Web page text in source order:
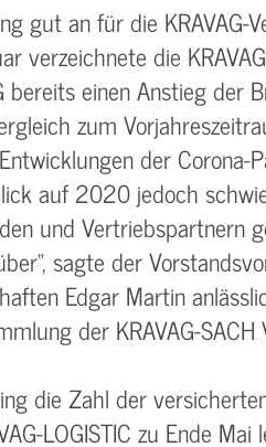
gut an für die KRAVAG-
verzeichnete die
bereits einen Anstieg der
zum
der Corona-
auf 2020 jedoch
und Vertriebspartnern
sagte der
Edgar Martin
der KRAVAG-
die Zahl der
LOGISTIC zu Ende